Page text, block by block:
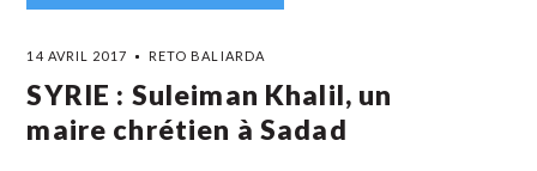
14 AVRIL 2017 RETO BALIARDA
SYRIE : Suleiman Khalil, un
maire chrétien à Sadad